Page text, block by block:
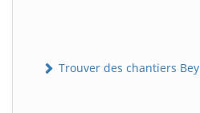
Trouver des chantiers Bey